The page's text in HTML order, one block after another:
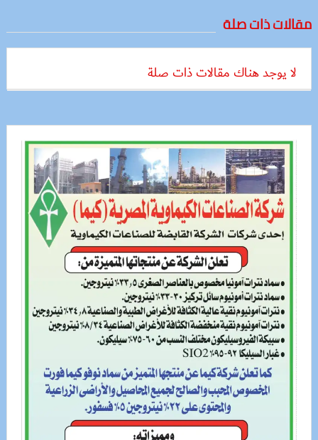
مقالات ذات صلة
لا يوجد هناك مقالات ذات صلة